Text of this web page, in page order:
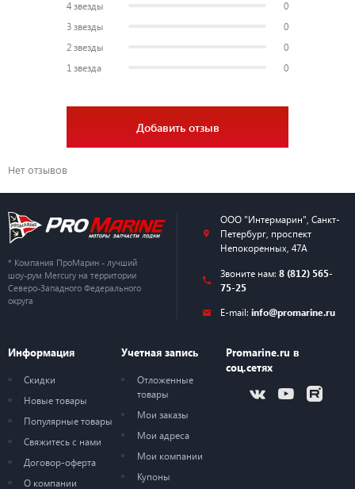
4 звезды
0
3 звезды
0
2 звезды
0
1 звезда
0
Добавить отзыв
Нет отзывов
* Компания ПроМарин - лучший
шоу-рум Mercury на территории
Северо-Западного Федерального
округа
ООО "Интермарин" Санкт-
Петербург, проспект
Непокоренных, 47А
Звоните нам: 8 (812) 565-
75-25
E-mail: info@promarine.ru
Информация
Скидки
Новые товары
Популярные товары
Свяжитесь с нами
Договор-оферта
О компании
Учетная запись
Отложенные
товары
Мои заказы
Мои адреса
Мои компании
Купоны
Promarine.ru в
соц.сетях